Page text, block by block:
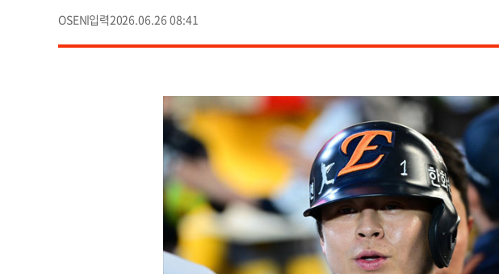
OSEN 2026.06.26 08:41